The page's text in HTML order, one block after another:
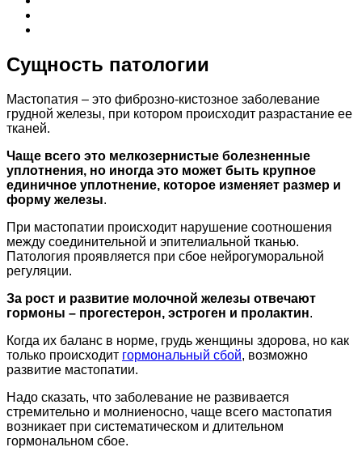
Сущность патологии
Мастопатия – это фиброзно-кистозное заболевание
грудной железы, при котором происходит разрастание ее
тканей.
Чаще всего это мелкозернистые болезненные
уплотнения, но иногда это может быть крупное
единичное уплотнение, которое изменяет размер и
форму железы.
При мастопатии происходит нарушение соотношения
между соединительной и эпителиальной тканью.
Патология проявляется при сбое нейрогуморальной
регуляции.
За рост и развитие молочной железы отвечают
гормоны – прогестерон, эстроген и пролактин.
Когда их баланс в норме, грудь женщины здорова, но как
только происходит гормональный сбой, возможно
развитие мастопатии.
Надо сказать, что заболевание не развивается
стремительно и молниеносно, чаще всего мастопатия
возникает при систематическом и длительном
гормональном сбое.